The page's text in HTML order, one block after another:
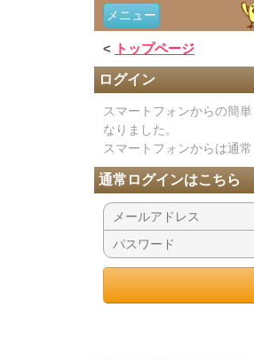
メニュー
< トップページ
ログイン
スマートフォンからの簡
なりました。
スマートフォンからは通
通常ログインはこちら